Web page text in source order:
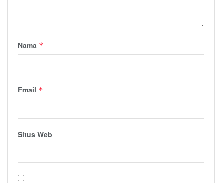
Nama *
Email *
Situs Web